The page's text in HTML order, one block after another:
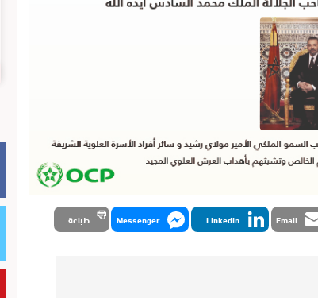
Email
LinkedIn
Messenger طباعة